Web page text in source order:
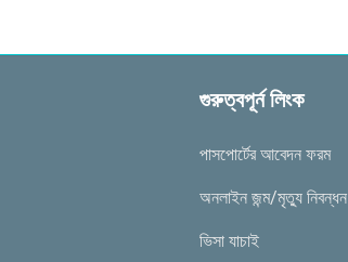
গুরুত্বপূর্ন লিংক
পাসপোর্টের আবেদন ফরম
অনলাইন জন্ম/মৃত্যু নিবন্ধন
ভিসা যাচাই